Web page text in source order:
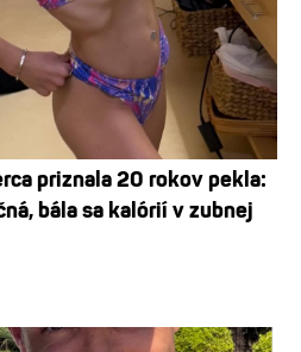
priznala 20 rokov pekla:
bála sa kalórií v zubnej